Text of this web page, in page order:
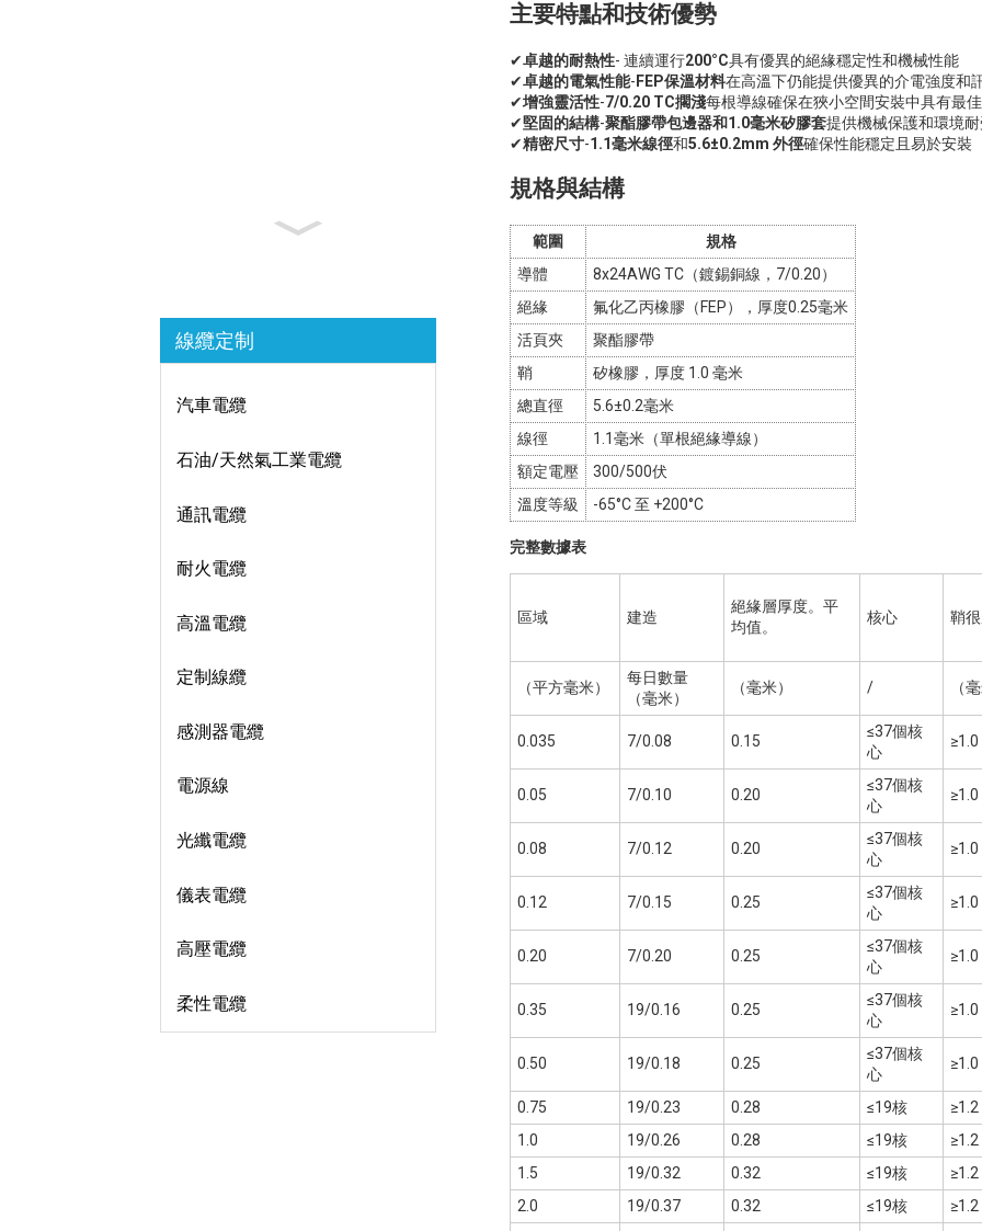
線纜定制
汽車電纜
石油/天然氣工業電纜
通訊電纜
耐火電纜
高溫電纜
定制線纜
感測器電纜
電源線
光纖電纜
儀表電纜
高壓電纜
柔性電纜
主要特點和技術優勢
✔卓越的耐熱性- 連續運行200°C具有優異的絕緣穩定性和機械性能
✔卓越的電氣性能- FEP保溫材料在高溫下仍能提供優異的介電強度和
✔增強靈活性-7/0.20 TC擱淺每根導線確保在狹小空間安裝中具有最
✔堅固的結構-聚酯膠帶包邊器和1.0毫米矽膠套提供機械保護和環境
✔精密尺寸-1.1毫米線徑和5.6±0.2mm 外徑確保性能穩定且易於安裝
規格與結構
範圍
規格
導體
8x24AWG TC（鍍錫銅線，7/0.20）
絕緣
氟化乙丙橡膠（FEP），厚度0.25毫米
活頁夾
聚酯膠帶
鞘
矽橡膠，厚度 1.0 毫米
總直徑
5.6±0.2毫米
線徑
1.1毫米（單根絕緣導線）
額定電壓
300/500伏
溫度等級
-65°C 至 +200°C
完整數據表
區域 建造
絕緣層厚度。平
均值。
核心 鞘很
（平方毫米）
每日數量
（毫米）
（毫米） / （
0.035 7/0.08 0.15
≤37個核
心
≥1.0
0.05 7/0.10 0.20
≤37個核
心
≥1.0
0.08 7/0.12 0.20
≤37個核
心
≥1.0
0.12 7/0.15 0.25
≤37個核
心
≥1.0
0.20 7/0.20 0.25
≤37個核
心
≥1.0
0.35 19/0.16 0.25
≤37個核
心
≥1.0
0.50 19/0.18 0.25
≤37個核
心
≥1.0
0.75 19/0.23 0.28 ≤19核 ≥1.2
1.0
19/0.26 0.28 ≤19核 ≥1.2
1.5
19/0.32 0.32 ≤19核 ≥1.2
2.0
19/0.37 0.32 ≤19核 ≥1.2